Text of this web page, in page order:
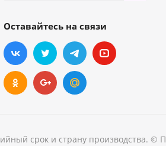
Оставайтесь на связи
срок и страну производства. ©